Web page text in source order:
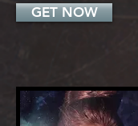
GET NOW